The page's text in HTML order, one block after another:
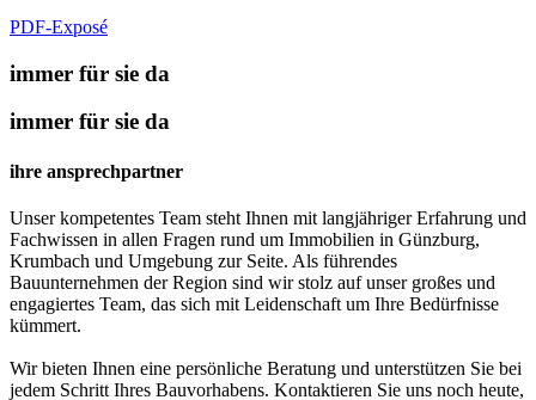
PDF-Exposé
immer für sie da
immer für sie da
ihre ansprechpartner
Unser kompetentes Team steht Ihnen mit langjähriger Erfahrung und
Fachwissen in allen Fragen rund um Immobilien in Günzburg,
Krumbach und Umgebung zur Seite. Als führendes
Bauunternehmen der Region sind wir stolz auf unser großes und
engagiertes Team, das sich mit Leidenschaft um Ihre Bedürfnisse
kümmert.
Wir bieten Ihnen eine persönliche Beratung und unterstützen Sie bei
jedem Schritt Ihres Bauvorhabens. Kontaktieren Sie uns noch heute,